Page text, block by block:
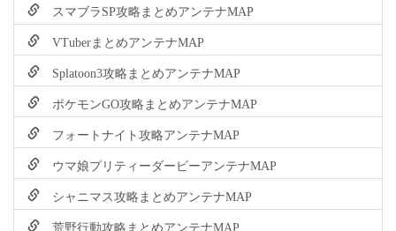
スマブラSP攻略まとめアンテナMAP
VTuberまとめアンテナMAP
Splatoon3攻略まとめアンテナMAP
ポケモンGO攻略まとめアンテナMAP
フォートナイト攻略アンテナMAP
ウマ娘プリティーダービーアンテナMAP
シャニマス攻略まとめアンテナMAP
荒野行動攻略まとめアンテナMAP